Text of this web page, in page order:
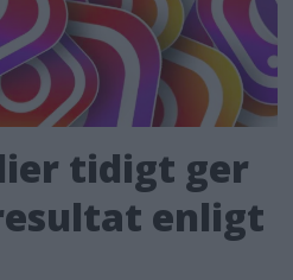
tidigt ger
enligt